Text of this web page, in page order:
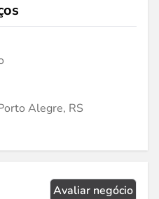
Alegre, RS
Avaliar negócio